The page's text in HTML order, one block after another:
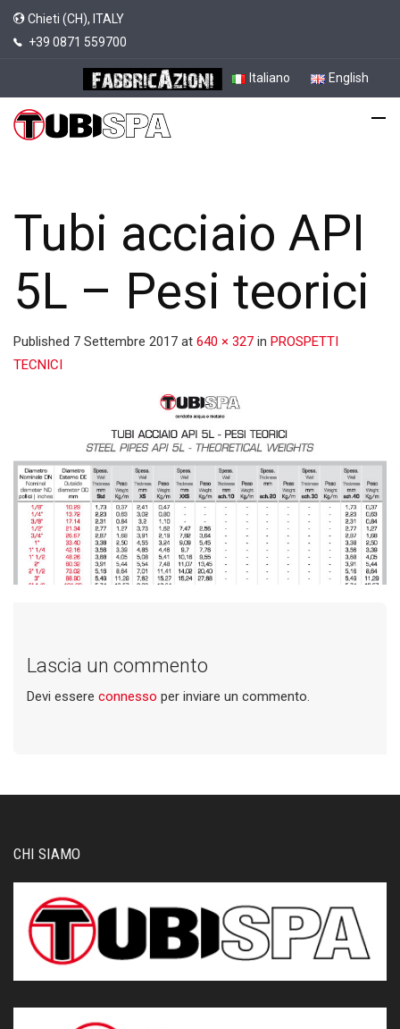
Chieti (CH), ITALY
+39 0871 559700
Italiano English
Tubi acciaio API
5L – Pesi teorici
Published 7 Settembre 2017 at 640 × 327 in PROSPETTI
TECNICI
Lascia un commento
Devi essere connesso per inviare un commento.
CHI SIAMO